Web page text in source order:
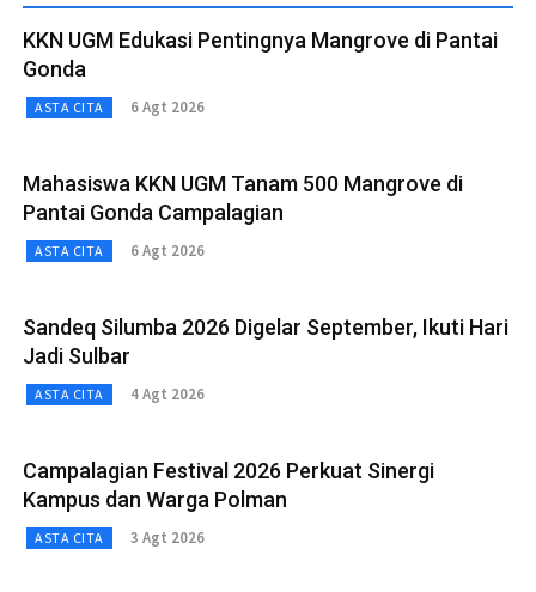
KKN UGM Edukasi Pentingnya Mangrove di Pantai
Gonda
ASTA CITA 6 Agt 2026
Mahasiswa KKN UGM Tanam 500 Mangrove di
Pantai Gonda Campalagian
ASTA CITA 6 Agt 2026
Sandeq Silumba 2026 Digelar September, Ikuti Hari
Jadi Sulbar
ASTA CITA 4 Agt 2026
Campalagian Festival 2026 Perkuat Sinergi
Kampus dan Warga Polman
ASTA CITA 3 Agt 2026